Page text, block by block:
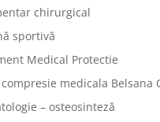
chirurgical
sportivă
Medical Protectie
medicala Belsana
– osteosinteză